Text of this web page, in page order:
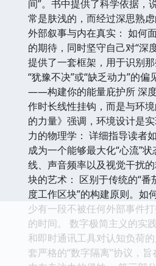
间”。书中提供了科学依据，
常是肤浅的，而经过深思熟虑
外部叙事与内在真实： 如何
的期待，同时坚守自己对“深
提供了一套框架，用于识别
“犹豫不决”或“缺乏动力”的
——构建你的能量庇护所 深
作时长线性挂钩，而是与环
的力量》强调，环境设计是
力的物理学： 详细指导读者
成为一个能够最大化“心流”
线、声音频率以及视觉干扰
块的艺术： 区别于传统的“番
度工作区块”的构建原则。如
少有一段不被任何外部事件
的时间。 数字极简主义的实
和即时通讯工具对认知负荷
套严格的“数字隔离”协议，